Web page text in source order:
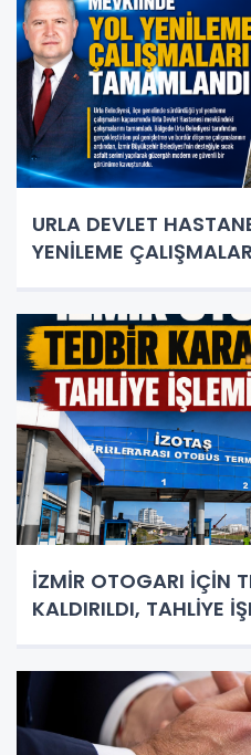
URLA DEVLET
YENİLEME
İZMİR OTOGARI İÇİN
KALDIRILDI, TAHLİYE